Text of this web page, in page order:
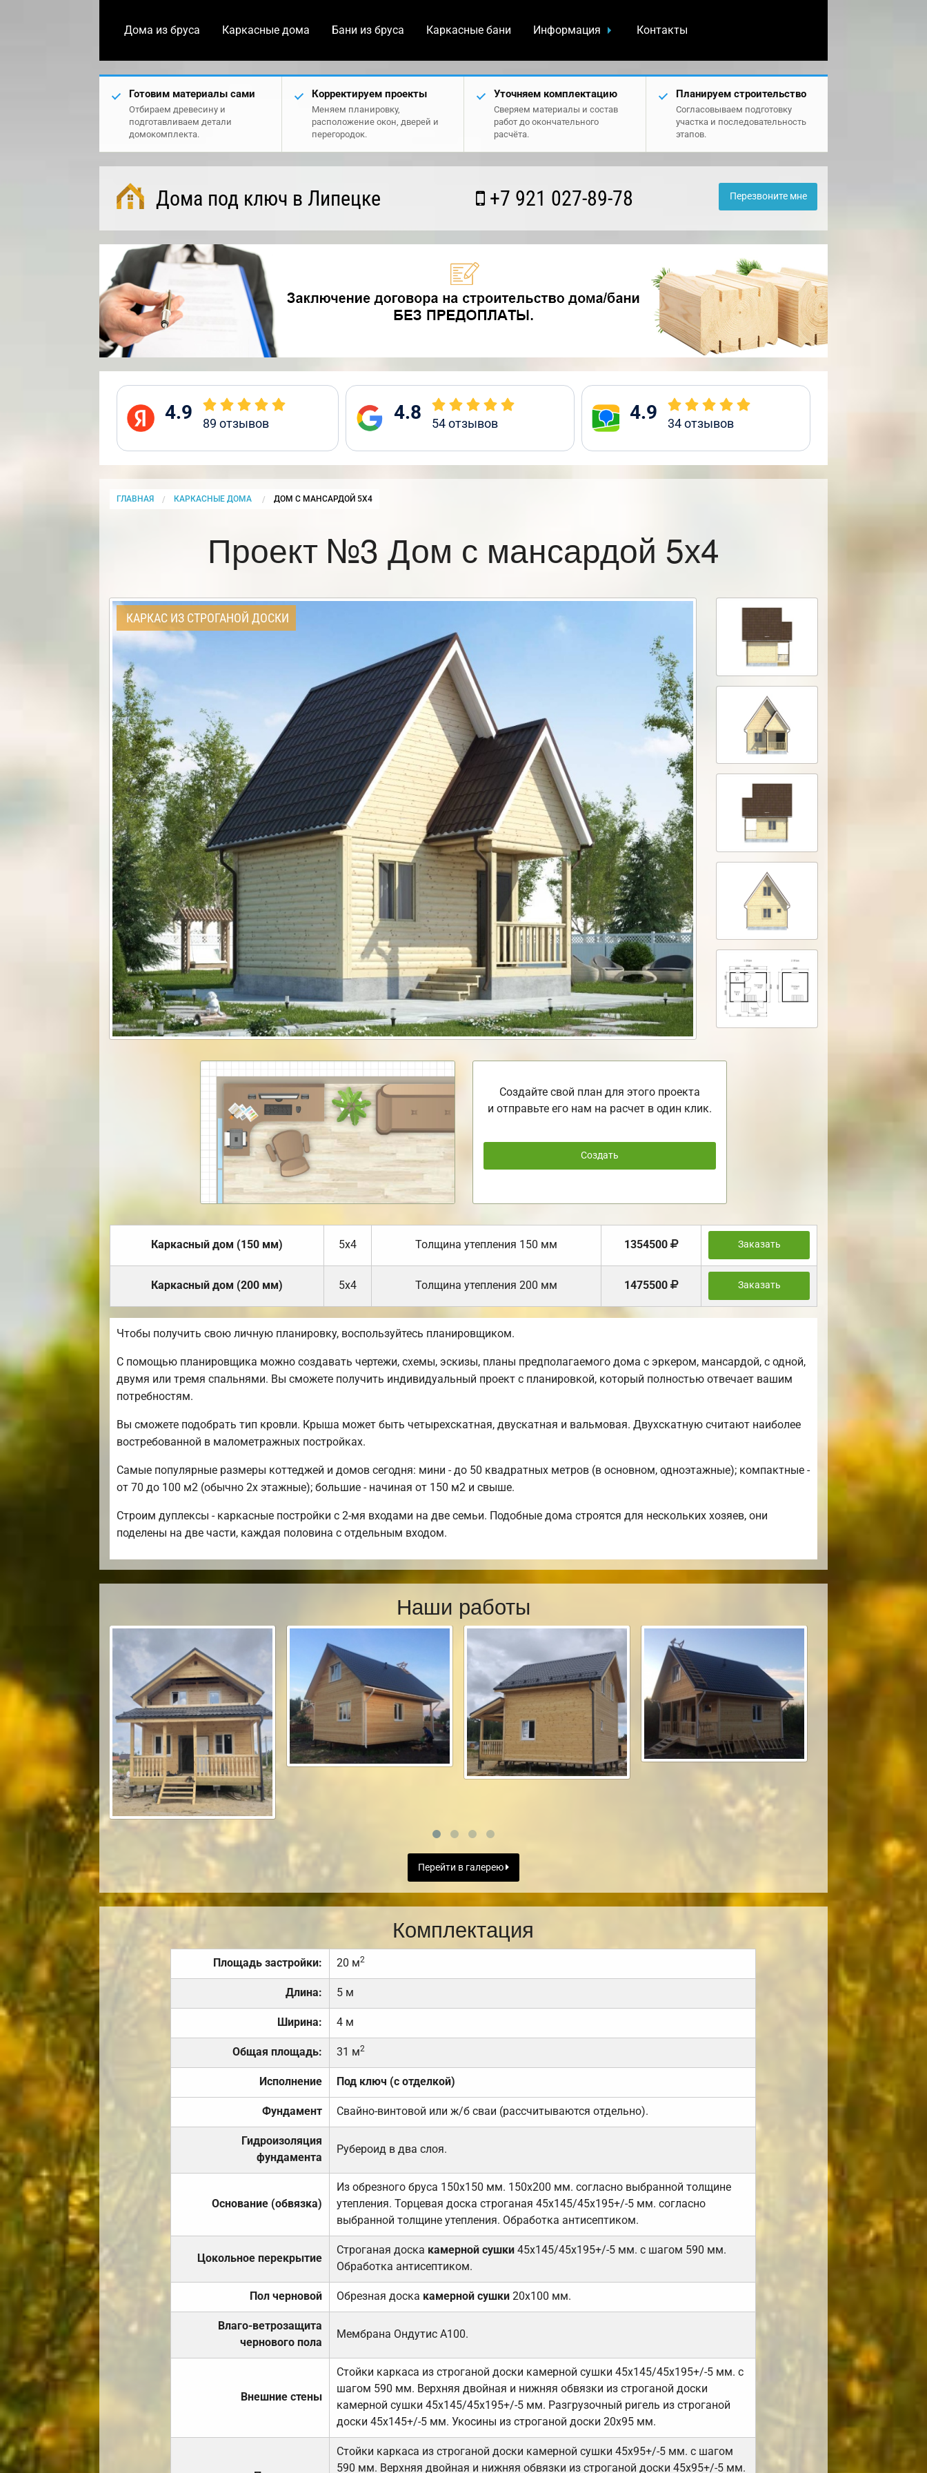
Дома из бруса Каркасные дома Бани из бруса Каркасные бани Информация Контакты
Готовим материалы сами
Отбираем древесину и
подготавливаем детали
домокомплекта.
Корректируем проекты
Меняем планировку,
расположение окон, дверей и
перегородок.
Уточняем комплектацию
Сверяем материалы и состав
работ до окончательного
расчёта.
Планируем строительство
Согласовываем подготовку
участка и последовательность
этапов.
Дома под ключ в Липецке +7 921 027-89-78 Перезвоните мне
4.9 89 отзывов 4.8 54отзывов 4.9 34отзывов
ГЛАВНАЯ КАРКАСНЫЕ ДОМА CURRENT:
ДОМ С МАНСАРДОЙ 5Х4
Проект №3 Дом с мансардой 5х4
КАРКАС ИЗ СТРОГАНОЙ ДОСКИ
Создайте свой план для этого проекта
и отправьте его нам на расчет в один клик.
Создать
Каркасный дом (150 мм) 5х4 Толщина утепления 150 мм 1354500 Заказать
Каркасный дом (200 мм) 5х4 Толщина утепления 200 мм 1475500 Заказать
Чтобы получить свою личную планировку, воспользуйтесь планировщиком.
С помощью планировщика можно создавать чертежи, схемы, эскизы, планы предполагаемого дома с эркером, мансардой, с одной,
двумя или тремя спальнями. Вы сможете получить индивидуальный проект с планировкой, который полностью отвечает вашим
потребностям.
Вы сможете подобрать тип кровли. Крыша может быть четырехскатная, двускатная и вальмовая. Двухскатную считают наиболее
востребованной в малометражных постройках.
Самые популярные размеры коттеджей и домов сегодня: мини - до 50 квадратных метров (в основном, одноэтажные); компактные -
от 70 до 100 м2 (обычно 2х этажные); большие - начиная от 150 м2 и свыше.
Строим дуплексы - каркасные постройки с 2-мя входами на две семьи. Подобные дома строятся для нескольких хозяев, они
поделены на две части, каждая половина с отдельным входом.
Наши работы
Перейти в галерею
Комплектация
Площадь застройки: 20 м2
Длина: 5 м
Ширина: 4 м
Общая площадь: 31 м2
Исполнение Под ключ (с отделкой)
Фундамент Свайно-винтовой или ж/б сваи (рассчитываются отдельно).
Гидроизоляция
фундамента
Рубероид в два слоя.
Основание (обвязка)
Из обрезного бруса 150х150 мм. 150х200 мм. согласно выбранной толщине
утепления. Торцевая доска строганая 45х145/45х195+/-5 мм. согласно
выбранной толщине утепления. Обработка антисептиком.
Цокольное перекрытие
Строганая доска камерной сушки 45х145/45х195+/-5 мм. с шагом 590 мм.
Обработка антисептиком.
Пол черновой Обрезная доска камерной сушки20х100 мм.
Влаго-ветрозащита
чернового пола
Мембрана Ондутис А100.
Внешние стены
Стойки каркаса из строганой доски камерной сушки 45х145/45х195+/-5 мм. с
шагом 590 мм. Верхняя двойная и нижняя обвязки из строганой доски
камерной сушки 45х145/45х195+/-5 мм. Разгрузочный ригель из строганой
доски 45х145+/-5 мм. Укосины из строганой доски 20х95 мм.
Стойки каркаса из строганой доски камерной сушки 45х95+/-5 мм. с шагом
590 мм. Верхняя двойная и нижняя обвязки из строганой доски 45х95+/-5 мм.